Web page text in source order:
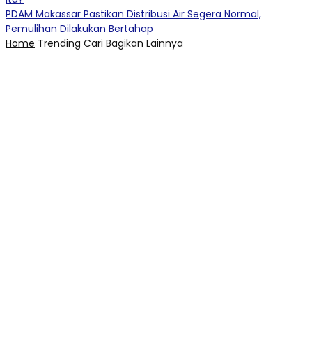
PDAM Makassar Pastikan Distribusi Air Segera Normal,
Pemulihan Dilakukan Bertahap
Home Trending Cari Bagikan Lainnya